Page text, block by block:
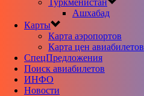
Туркменистан
Ашхабад
Карты
Карта аэропортов
Карта цен авиабилетов
CпецПредложения
Поиск авиабилетов
ИНФО
Новости